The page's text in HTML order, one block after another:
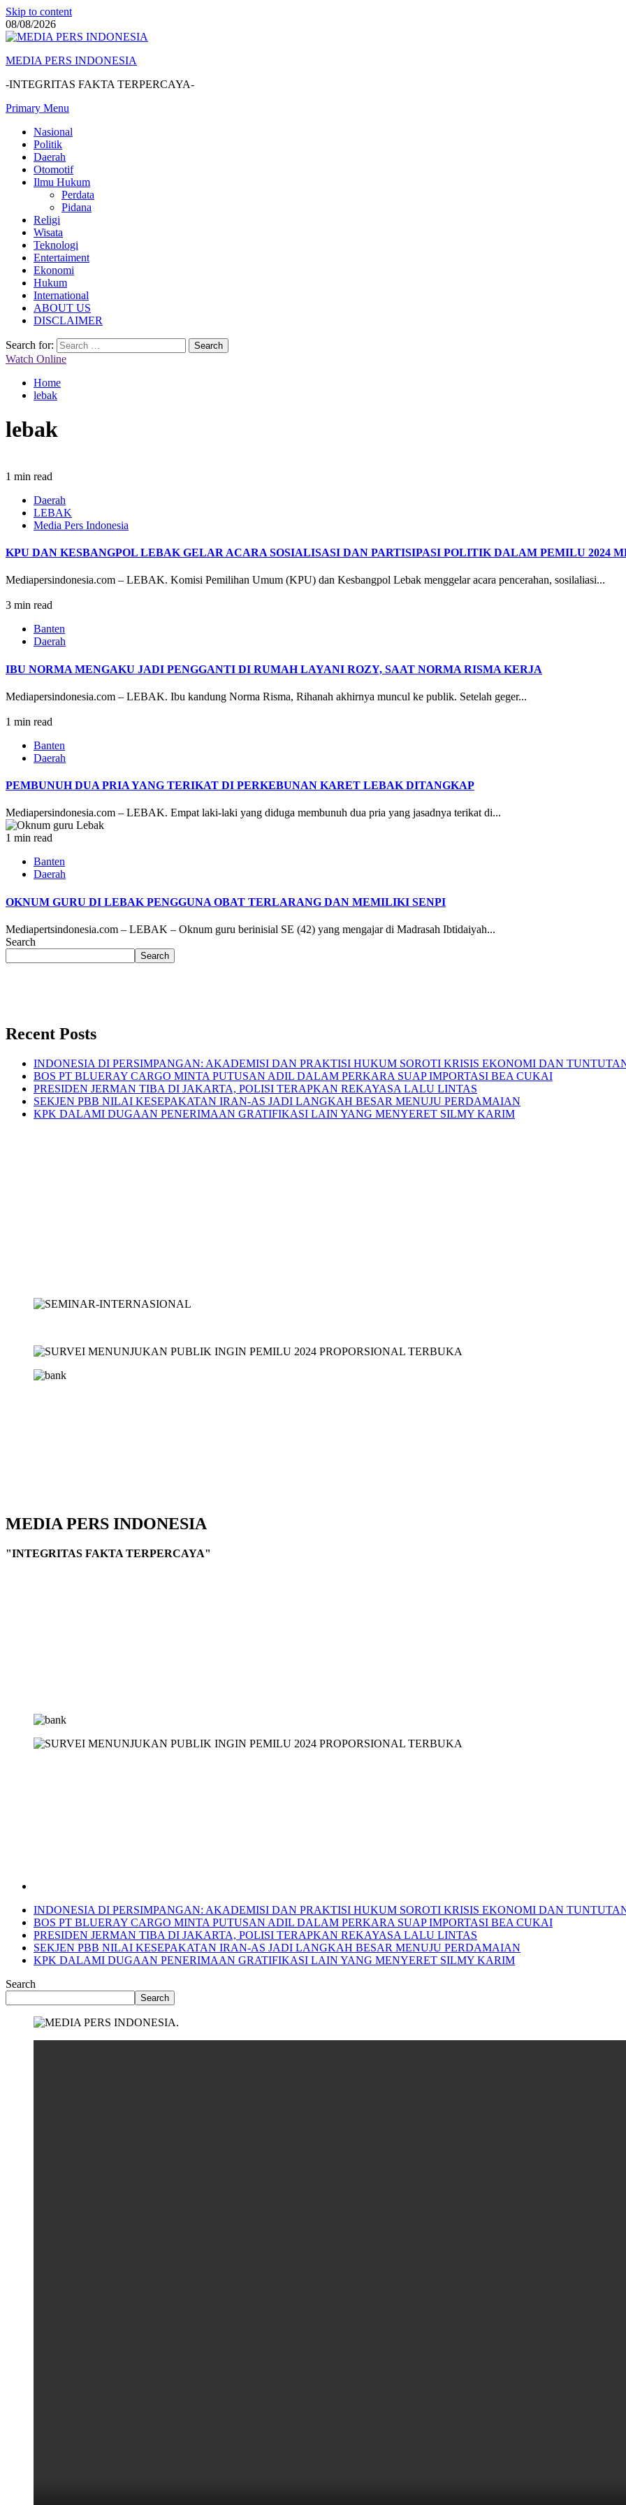
Skip to content
08/08/2026
MEDIA PERS INDONESIA
-INTEGRITAS FAKTA TERPERCAYA-
Primary Menu
Nasional
Politik
Daerah
Otomotif
Ilmu Hukum
Perdata
Pidana
Religi
Wisata
Teknologi
Entertaiment
Ekonomi
Hukum
International
ABOUT US
DISCLAIMER
Search for:
Watch Online
Home
lebak
lebak
1 min read
Daerah
LEBAK
Media Pers Indonesia
KPU DAN KESBANGPOL LEBAK GELAR ACARA SOSIALISASI DAN PARTISIPASI POLITIK DALAM PEMILU 2024
Mediapersindonesia.com – LEBAK. Komisi Pemilihan Umum (KPU) dan Kesbangpol Lebak menggelar acara pencerahan, sosilaliasi...
3 min read
Banten
Daerah
IBU NORMA MENGAKU JADI PENGGANTI DI RUMAH LAYANI ROZY, SAAT NORMA RISMA KERJA
Mediapersindonesia.com – LEBAK. Ibu kandung Norma Risma, Rihanah akhirnya muncul ke publik. Setelah geger...
1 min read
Banten
Daerah
PEMBUNUH DUA PRIA YANG TERIKAT DI PERKEBUNAN KARET LEBAK DITANGKAP
Mediapersindonesia.com – LEBAK. Empat laki-laki yang diduga membunuh dua pria yang jasadnya terikat di...
1 min read
Banten
Daerah
OKNUM GURU DI LEBAK PENGGUNA OBAT TERLARANG DAN MEMILIKI SENPI
Mediapertsindonesia.com – LEBAK – Oknum guru berinisial SE (42) yang mengajar di Madrasah Ibtidaiyah...
Search
Search
Recent Posts
INDONESIA DI PERSIMPANGAN: AKADEMISI DAN PRAKTISI HUKUM SOROTI KRISIS EKONOMI DAN
BOS PT BLUERAY CARGO MINTA PUTUSAN ADIL DALAM PERKARA SUAP IMPORTASI BEA CUKAI
PRESIDEN JERMAN TIBA DI JAKARTA, POLISI TERAPKAN REKAYASA LALU LINTAS
SEKJEN PBB NILAI KESEPAKATAN IRAN-AS JADI LANGKAH BESAR MENUJU PERDAMAIAN
KPK DALAMI DUGAAN PENERIMAAN GRATIFIKASI LAIN YANG MENYERET SILMY KARIM
MEDIA PERS INDONESIA
"INTEGRITAS FAKTA TERPERCAYA"
INDONESIA DI PERSIMPANGAN: AKADEMISI DAN PRAKTISI HUKUM SOROTI KRISIS EKONOMI DAN
BOS PT BLUERAY CARGO MINTA PUTUSAN ADIL DALAM PERKARA SUAP IMPORTASI BEA CUKAI
PRESIDEN JERMAN TIBA DI JAKARTA, POLISI TERAPKAN REKAYASA LALU LINTAS
SEKJEN PBB NILAI KESEPAKATAN IRAN-AS JADI LANGKAH BESAR MENUJU PERDAMAIAN
KPK DALAMI DUGAAN PENERIMAAN GRATIFIKASI LAIN YANG MENYERET SILMY KARIM
Search
Search